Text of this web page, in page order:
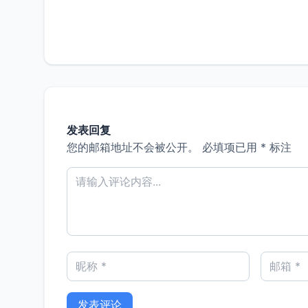
发表回复
您的邮箱地址不会被公开。
必填项已用 * 标注